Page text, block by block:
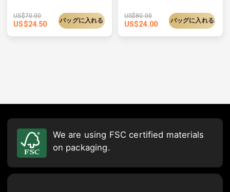
US$70.00
US$24.50 バッグに入れる
US$80.00
US$24.00 バッグに入れる
We are using FSC certified materials
on packaging.